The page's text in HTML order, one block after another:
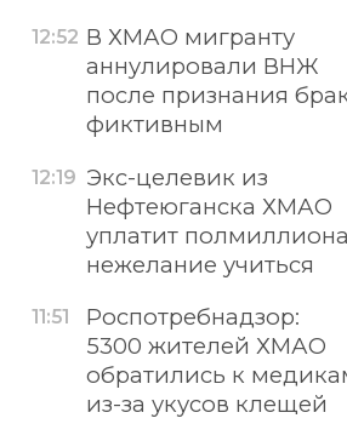
12:52 В ХМАО мигранту
аннулировали ВНЖ
после признания
фиктивным
12:19 Экс-целевик из
Нефтеюганска ХМАО
уплатит
нежелание учиться
11:51
Роспотребнадзор:
5300 жителей ХМАО
обратились к
из-за укусов клещей